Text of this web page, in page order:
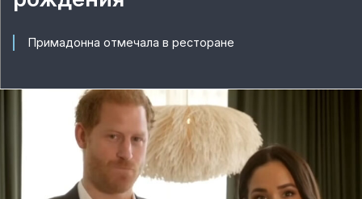
Примадонна отмечала в ресторане